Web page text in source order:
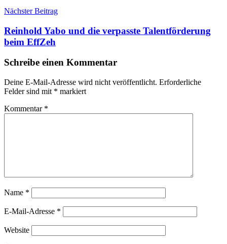
Nächster Beitrag
Reinhold Yabo und die verpasste Talentförderung
beim EffZeh
Schreibe einen Kommentar
Deine E-Mail-Adresse wird nicht veröffentlicht. Erforderliche
Felder sind mit * markiert
Kommentar *
Name *
E-Mail-Adresse *
Website